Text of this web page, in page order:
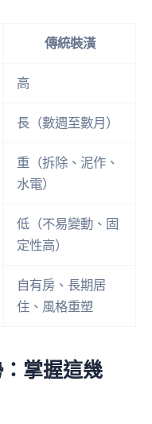
傳統裝潢
高
長（數週至數月）
重（拆除、泥作、
水電）
低（不易變動、固
定性高）
自有房、長期居
住、風格重塑
掌握這幾